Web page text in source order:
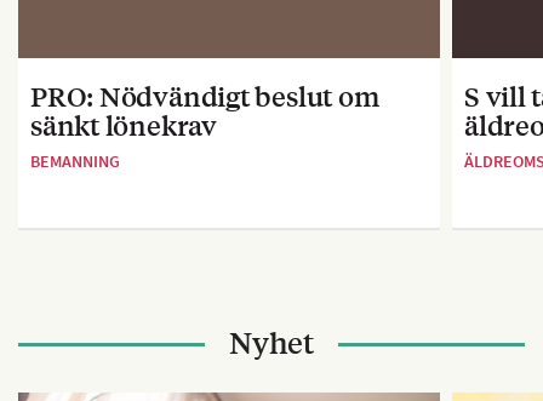
PRO: Nödvändigt beslut om
sänkt lönekrav
BEMANNING
S vill
Nyhet